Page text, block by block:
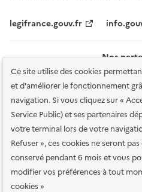
Ce site utilise des cookies
et d'améliorer le fonctionnement
navigation. Si vous cliquez sur «
Service Public) et ses partenaires
votre terminal lors de votre
Refuser », ces cookies ne seront
conservé pendant 6 mois et vous
modifier vos préférences à tout
cookies »
legifrance.gouv.fr
Nos
Plan du site Accessibilité :
services en ligne Mentions légales
Conditions générales d'utilisation